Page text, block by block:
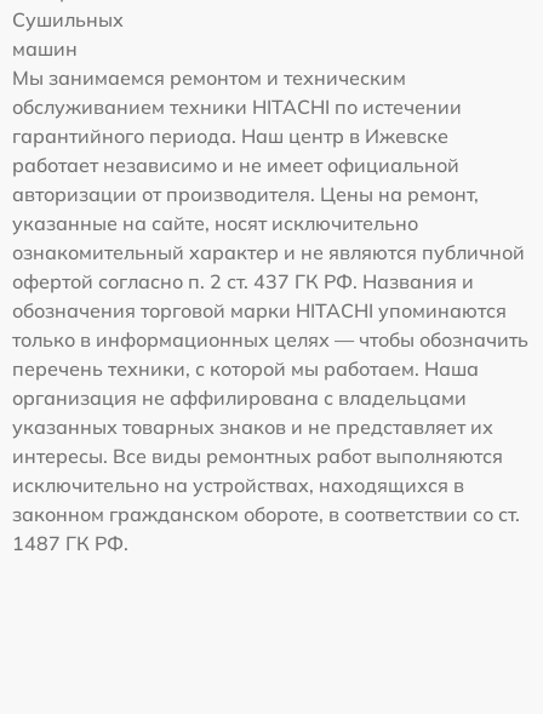
Сушильных
машин
Мы занимаемся ремонтом и техническим
обслуживанием техники HITACHI по истечении
гарантийного периода. Наш центр в Ижевске
работает независимо и не имеет официальной
авторизации от производителя. Цены на ремонт,
указанные на сайте, носят исключительно
ознакомительный характер и не являются публичной
офертой согласно п. 2 ст. 437 ГК РФ. Названия и
обозначения торговой марки HITACHI упоминаются
только в информационных целях — чтобы обозначить
перечень техники, с которой мы работаем. Наша
организация не аффилирована с владельцами
указанных товарных знаков и не представляет их
интересы. Все виды ремонтных работ выполняются
исключительно на устройствах, находящихся в
законном гражданском обороте, в соответствии со ст.
1487 ГК РФ.